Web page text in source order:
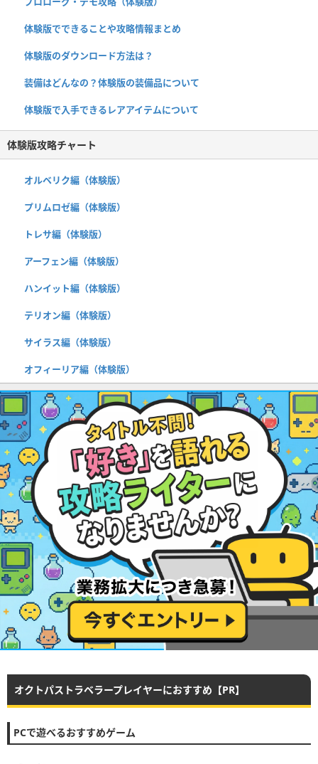
体験版でできることや攻略情報まとめ
体験版のダウンロード方法は？
装備はどんなの？体験版の装備品について
体験版で入手できるレアアイテムについて
体験版攻略チャート
オルベリク編（体験版）
プリムロゼ編（体験版）
トレサ編（体験版）
アーフェン編（体験版）
ハンイット編（体験版）
テリオン編（体験版）
サイラス編（体験版）
オフィーリア編（体験版）
オクトパストラベラープレイヤーにおすすめ【PR】
PCで遊べるおすすめゲーム